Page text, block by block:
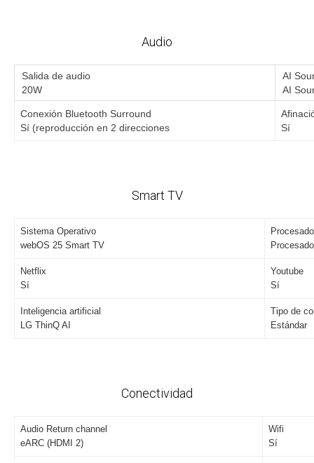
Audio
Salida de audio
20W
AI
AI
Conexión Bluetooth Surround
Sí (reproducción en 2 direcciones
Sí
Smart TV
Sistema Operativo
webOS 25 Smart TV
Netflix
Sí
Youtube
Sí
Inteligencia artificial
LG ThinQ AI
Tipo de
Estándar
Conectividad
Audio Return channel
eARC (HDMI 2)
Wifi
Sí